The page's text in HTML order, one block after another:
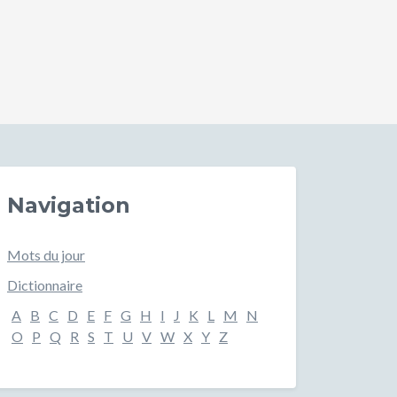
Navigation
Mots du jour
Dictionnaire
A B C D E F G H I J K L M
N
O
P Q R S T U V W X Y Z